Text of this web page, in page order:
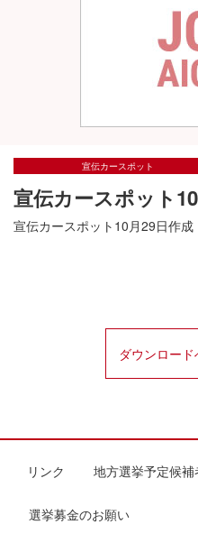
宣伝カースポット
宣伝カースポット
宣伝カースポット10月29日作成
ダウンロー
リンク 地方選挙予定候補
選挙募金のお願い